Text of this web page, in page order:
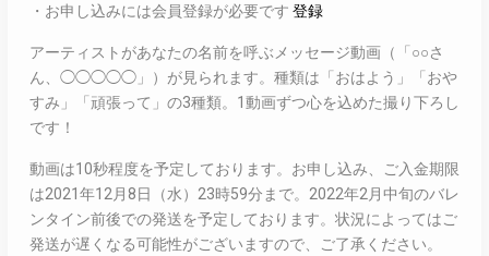
・お申し込みには会員登録が必要です 登録
アーティストがあなたの名前を呼ぶメッセージ動画（「○○さ
ん、◯◯◯◯◯」）が見られます。種類は「おはよう」「おや
すみ」「頑張って」の3種類。1動画ずつ心を込めた撮り下ろし
です！
動画は10秒程度を予定しております。お申し込み、ご入金期限
は2021年12月8日（水）23時59分まで。2022年2月中旬のバレ
ンタイン前後での発送を予定しております。状況によってはご
発送が遅くなる可能性がございますので、ご了承ください。